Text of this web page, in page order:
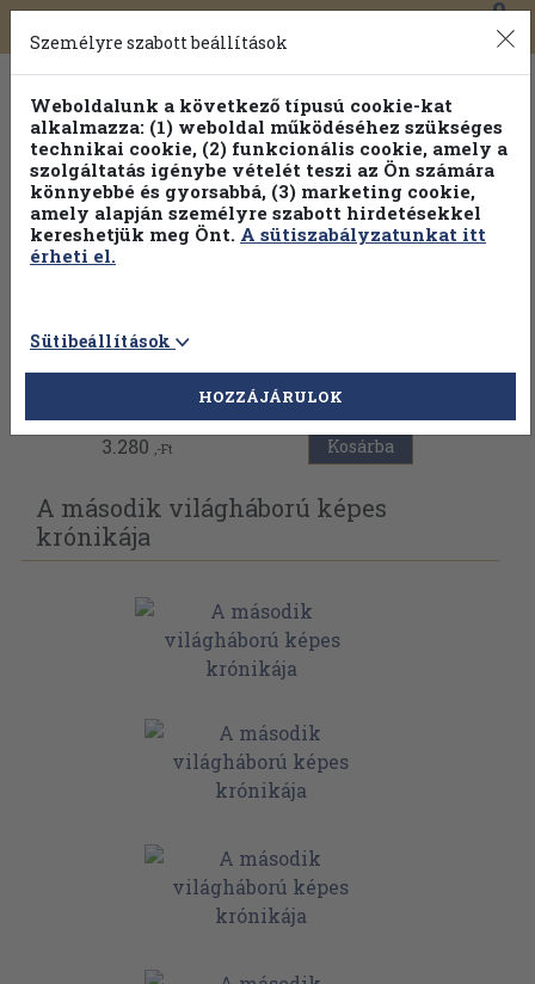
Toggle
navigation
0
Vissza az előző oldalra
3.280 ,-Ft Kosárba
A második világháború képes
krónikája
Személyre szabott beállítások
Weboldalunk a következő típusú cookie-kat
alkalmazza: (1) weboldal működéséhez szükséges
technikai cookie, (2) funkcionális cookie, amely a
szolgáltatás igénybe vételét teszi az Ön számára
könnyebbé és gyorsabbá, (3) marketing cookie,
amely alapján személyre szabott hirdetésekkel
kereshetjük meg Önt. A sütiszabályzatunkat itt
érheti el.
Sütibeállítások
HOZZÁJÁRULOK